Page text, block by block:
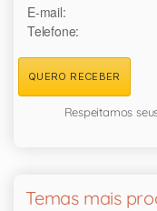
E-mail:
Telefone:
QUERO RECEBER
Respeitamos
Temas mais